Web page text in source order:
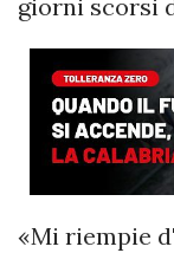
giorni scorsi
«Mi riempie